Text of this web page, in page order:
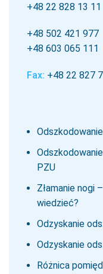
+48 22 828 13 11
+48 502 421 977
+48 603 065 111
Fax: +48 22 827
PZU
Złamanie nogi
wiedzieć?
Odzyskanie
Odzyskanie
Różnica